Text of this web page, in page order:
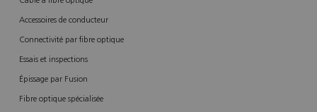
Accessoires de conducteur
Connectivité par fibre optique
Essais et inspections
Épissage par Fusion
Fibre optique spécialisée